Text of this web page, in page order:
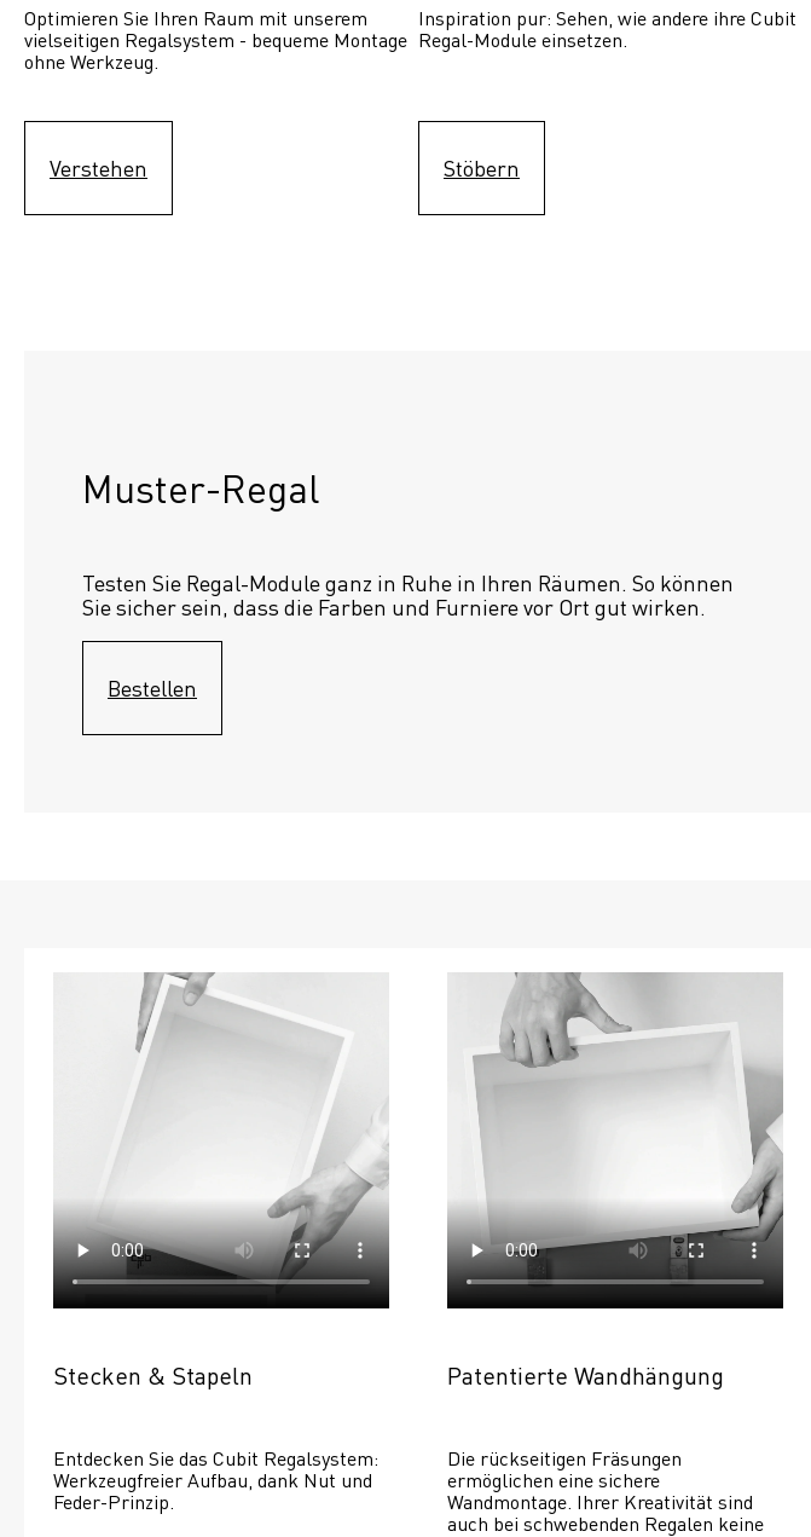
Optimieren Sie Ihren Raum mit unserem
vielseitigen Regalsystem - bequeme Montage
ohne Werkzeug.
Verstehen
Inspiration pur: Sehen, wie andere ihre Cubit
Regal-Module einsetzen.
Stöbern
Muster-Regal
Testen Sie Regal-Module ganz in Ruhe in Ihren Räumen. So können
Sie sicher sein, dass die Farben und Furniere vor Ort gut wirken.
Bestellen
Stecken & Stapeln
Entdecken Sie das Cubit Regalsystem:
Werkzeugfreier Aufbau, dank Nut und
Feder-Prinzip.
Patentierte Wandhängung
Die rückseitigen Fräsungen
ermöglichen eine sichere
Wandmontage. Ihrer Kreativität sind
auch bei schwebenden Regalen keine